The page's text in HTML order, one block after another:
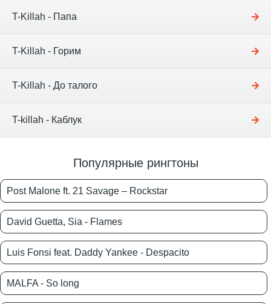
T-Killah - Папа
T-Killah - Горим
T-Killah - До талого
T-killah - Каблук
Популярные рингтоны
Post Malone ft. 21 Savage – Rockstar
David Guetta, Sia - Flames
Luis Fonsi feat. Daddy Yankee - Despacito
MALFA - So long